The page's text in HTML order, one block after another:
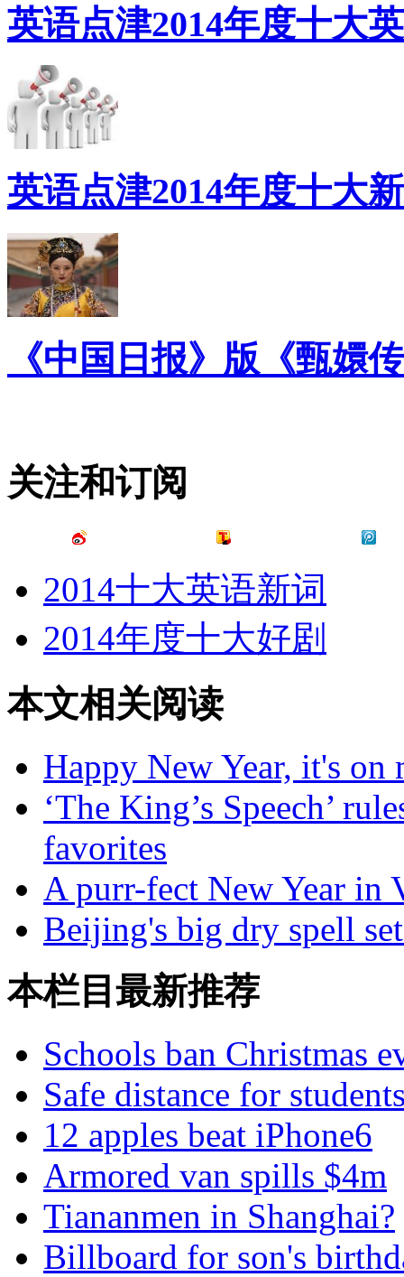
英语点津2014年度十大
英语点津2014年度十大
《中国日报》版《甄嬛
关注和订阅
2014十大英语新词
2014年度十大好剧
本文相关阅读
Happy New Year, it's on
‘The King’s Speech’
favorites
A purr-fect New Year in
Beijing's big dry spell
本栏目最新推荐
Schools ban Christmas
Safe distance for
12 apples beat iPhone6
Armored van spills $4m
Tiananmen in Shanghai?
Billboard for son's